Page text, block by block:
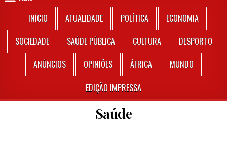
INÍCIO ATUALIDADE POLÍTICA
ECONOMIA
SOCIEDADE
SAÚDE PÚBLICA CULTURA
DESPORTO
ANÚNCIOS
OPINIÕES ÁFRICA
MUNDO
EDIÇÃO IMPRESSA
Saúde